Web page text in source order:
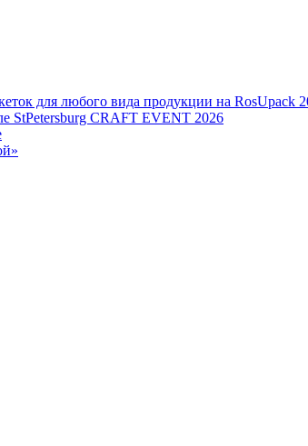
для любого вида продукции на RosUpack
StPetersburg CRAFT EVENT 2026